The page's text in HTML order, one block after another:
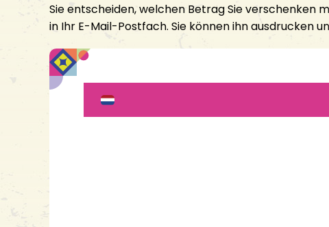
Sie entscheiden, welchen Betrag Sie verschenken
in Ihr E-Mail-Postfach. Sie können ihn ausdrucken